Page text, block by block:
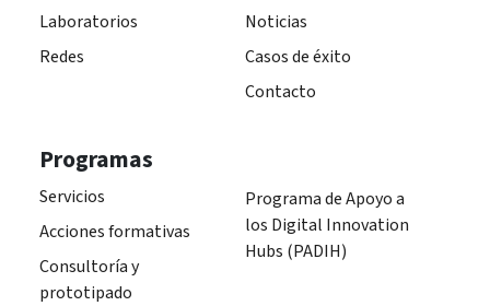
Laboratorios
Redes
Noticias
Casos de éxito
Contacto
Programas
Servicios
Acciones formativas
Consultoría y
prototipado
Programa de Apoyo a
los Digital Innovation
Hubs (PADIH)